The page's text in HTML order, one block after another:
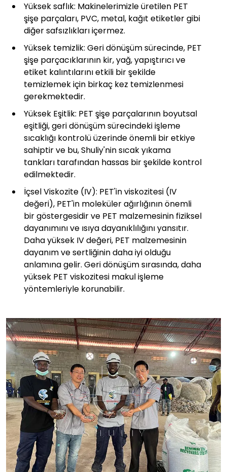
Yüksek saflık: Makinelerimizle üretilen PET
şişe parçaları, PVC, metal, kağıt etiketler gibi
diğer safsızlıkları içermez.
Yüksek temizlik: Geri dönüşüm sürecinde, PET
şişe parçacıklarının kir, yağ, yapıştırıcı ve
etiket kalıntılarını etkili bir şekilde
temizlemek için birkaç kez temizlenmesi
gerekmektedir.
Yüksek Eşitlik: PET şişe parçalarının boyutsal
eşitliği, geri dönüşüm sürecindeki işleme
sıcaklığı kontrolü üzerinde önemli bir etkiye
sahiptir ve bu, Shuliy'nin sıcak yıkama
tankları tarafından hassas bir şekilde kontrol
edilmektedir.
İçsel Viskozite (IV): PET'in viskozitesi (IV
değeri), PET'in moleküler ağırlığının önemli
bir göstergesidir ve PET malzemesinin fiziksel
dayanımını ve ısıya dayanıklılığını yansıtır.
Daha yüksek IV değeri, PET malzemesinin
dayanım ve sertliğinin daha iyi olduğu
anlamına gelir. Geri dönüşüm sırasında, daha
yüksek PET viskozitesi makul işleme
yöntemleriyle korunabilir.